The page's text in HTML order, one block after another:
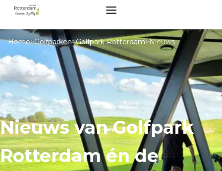
Home>Golfparken>Golfpark Rotterdam>Nieuws
Nieuws van Golfpark
Rotterdam én de